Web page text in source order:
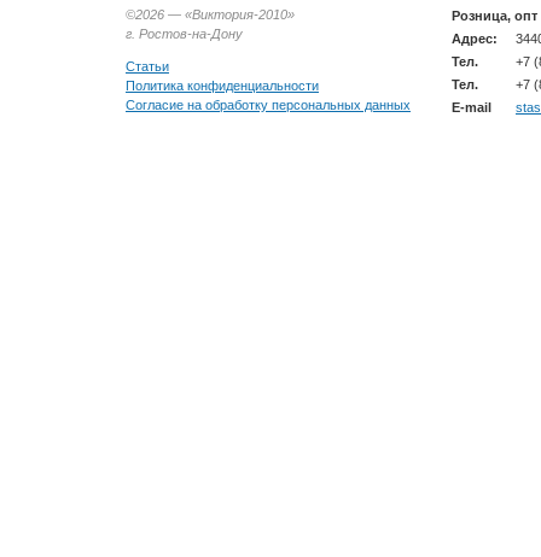
©2026 — «Виктория-2010»
г. Ростов-на-Дону
Статьи
Политика конфиденциальности
Согласие на обработку персональных данных
Розница,
Адрес:
Тел.
+7
Тел.
+7
E-mail